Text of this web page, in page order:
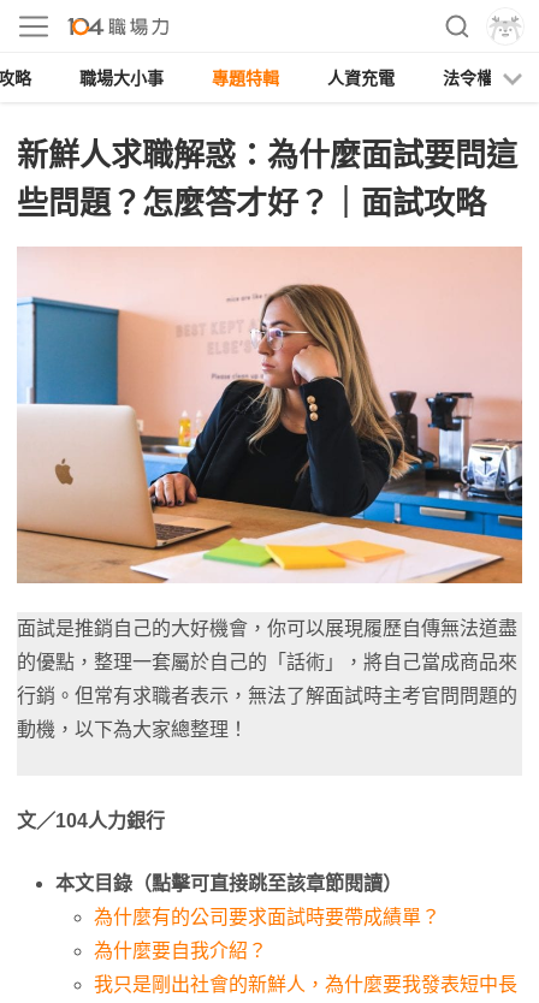
略 職場大小事 專題特輯 人資充電 法令權益
新鮮人求職解惑：為什麼面試要問這
些問題？怎麼答才好？｜面試攻略
面試是推銷自己的大好機會，你可以展現履歷自傳無法道盡
的優點，整理一套屬於自己的「話術」，將自己當成商品來
行銷。但常有求職者表示，無法了解面試時主考官問問題的
動機，以下為大家總整理！
文／104人力銀行
本文目錄（點擊可直接跳至該章節閱讀）
為什麼有的公司要求面試時要帶成績單？
為什麼要自我介紹？
我只是剛出社會的新鮮人，為什麼要我發表短中長